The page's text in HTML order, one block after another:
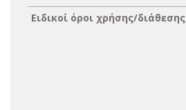
Ειδικοί όροι χρήσης/διάθεσης